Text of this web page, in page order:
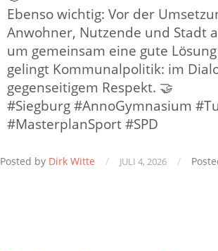
Ebenso wichtig: Vor der
Anwohner, Nutzende und Stadt
um gemeinsam eine gute
gelingt Kommunalpolitik: im
gegenseitigem Respekt. 🤝
#Siegburg #AnnoGymnasium
#MasterplanSport #SPD
Posted by Dirk Witte / JULI 4, 2026 /